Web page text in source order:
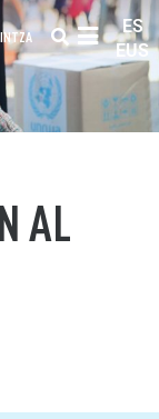
ES
EUS
AL